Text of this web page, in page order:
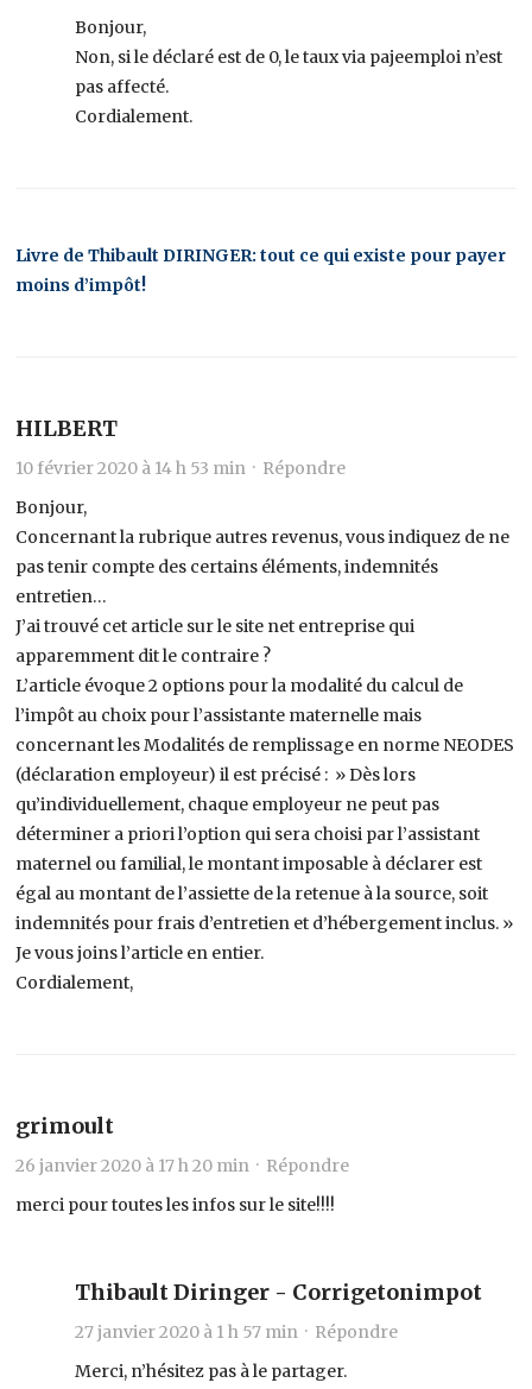
Bonjour,
Non, si le déclaré est de 0, le taux via pajeemploi n’est
pas affecté.
Cordialement.
Livre de Thibault DIRINGER: tout ce qui existe pour payer
moins d’impôt!
HILBERT
10 février 2020 à 14 h 53 min · Répondre
Bonjour,
Concernant la rubrique autres revenus, vous indiquez de ne
pas tenir compte des certains éléments, indemnités
entretien…
J’ai trouvé cet article sur le site net entreprise qui
apparemment dit le contraire ?
L’article évoque 2 options pour la modalité du calcul de
l’impôt au choix pour l’assistante maternelle mais
concernant les Modalités de remplissage en norme NEODES
(déclaration employeur) il est précisé : » Dès lors
qu’individuellement, chaque employeur ne peut pas
déterminer a priori l’option qui sera choisi par l’assistant
maternel ou familial, le montant imposable à déclarer est
égal au montant de l’assiette de la retenue à la source, soit
indemnités pour frais d’entretien et d’hébergement inclus. »
Je vous joins l’article en entier.
Cordialement,
grimoult
26 janvier 2020 à 17 h 20 min · Répondre
merci pour toutes les infos sur le site!!!!
Thibault Diringer - Corrigetonimpot
27 janvier 2020 à 1 h 57 min · Répondre
Merci, n’hésitez pas à le partager.